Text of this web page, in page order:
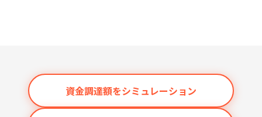
資金調達額をシミュレーション